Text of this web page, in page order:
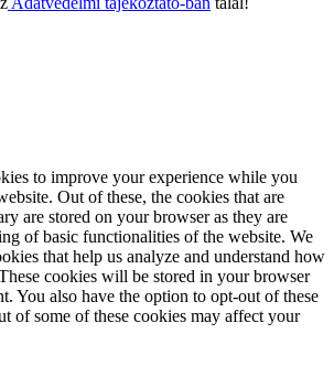
to improve your experience while you
Out of these, the cookies that are
are stored on your browser as they are
of basic functionalities of the website. We
that help us analyze and understand how
cookies will be stored in your browser
You also have the option to opt-out of these
of some of these cookies may affect your